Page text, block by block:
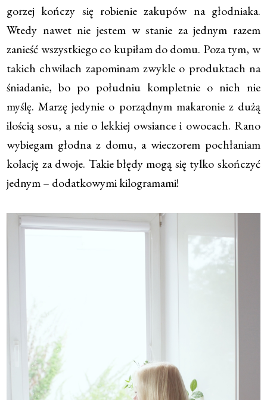
gorzej kończy się robienie zakupów na głodniaka.
Wtedy nawet nie jestem w stanie za jednym razem
zanieść wszystkiego co kupiłam do domu. Poza tym, w
takich chwilach zapominam zwykle o produktach na
śniadanie, bo po południu kompletnie o nich nie
myślę. Marzę jedynie o porządnym makaronie z dużą
ilością sosu, a nie o lekkiej owsiance i owocach. Rano
wybiegam głodna z domu, a wieczorem pochłaniam
kolację za dwoje. Takie błędy mogą się tylko skończyć
jednym – dodatkowymi kilogramami!